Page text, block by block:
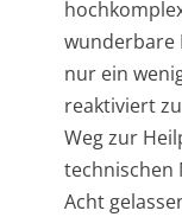
wunderbare
nur ein
reaktiviert
Weg zur
technischen
Acht